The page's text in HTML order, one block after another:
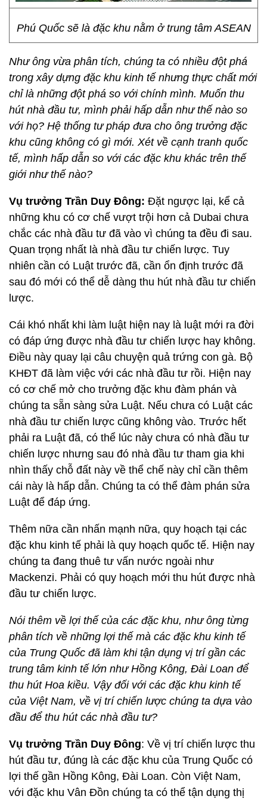
Phú Quốc sẽ là đặc khu nằm ở trung tâm ASEAN
Như ông vừa phân tích, chúng ta có nhiều đột phá
trong xây dựng đặc khu kinh tế nhưng thực chất mới
chỉ là những đột phá so với chính mình. Muốn thu
hút nhà đầu tư, mình phải hấp dẫn như thế nào so
với họ? Hệ thống tư pháp đưa cho ông trưởng đặc
khu cũng không có gì mới. Xét về cạnh tranh quốc
tế, mình hấp dẫn so với các đặc khu khác trên thế
giới như thế nào?
Vụ trưởng Trần Duy Đông: Đặt ngược lại, kể cả
những khu có cơ chế vượt trội hơn cả Dubai chưa
chắc các nhà đầu tư đã vào vì chúng ta đều đi sau.
Quan trọng nhất là nhà đầu tư chiến lược. Tuy
nhiên cần có Luật trước đã, cần ổn định trước đã
sau đó mới có thể dễ dàng thu hút nhà đầu tư chiến
lược.
Cái khó nhất khi làm luật hiện nay là luật mới ra đời
có đáp ứng được nhà đầu tư chiến lược hay không.
Điều này quay lại câu chuyện quả trứng con gà. Bộ
KHĐT đã làm việc với các nhà đầu tư rồi. Hiện nay
có cơ chế mở cho trưởng đặc khu đàm phán và
chúng ta sẵn sàng sửa Luật. Nếu chưa có Luật các
nhà đầu tư chiến lược cũng không vào. Trước hết
phải ra Luật đã, có thể lúc này chưa có nhà đầu tư
chiến lược nhưng sau đó nhà đầu tư tham gia khi
nhìn thấy chỗ đất này về thể chế này chỉ cần thêm
cái này là hấp dẫn. Chúng ta có thể đàm phán sửa
Luật để đáp ứng.
Thêm nữa cần nhấn mạnh nữa, quy hoạch tại các
đặc khu kinh tế phải là quy hoạch quốc tế. Hiện nay
chúng ta đang thuê tư vấn nước ngoài như
Mackenzi. Phải có quy hoạch mới thu hút được nhà
đầu tư chiến lược.
Nói thêm về lợi thế của các đặc khu, như ông từng
phân tích về những lợi thế mà các đặc khu kinh tế
của Trung Quốc đã làm khi tận dụng vị trí gần các
trung tâm kinh tế lớn như Hồng Kông, Đài Loan để
thu hút Hoa kiều. Vậy đối với các đặc khu kinh tế
của Việt Nam, về vị trí chiến lược chúng ta dựa vào
đầu để thu hút các nhà đầu tư?
Vụ trưởng Trần Duy Đông: Về vị trí chiến lược thu
hút đầu tư, đúng là các đặc khu của Trung Quốc có
lợi thế gần Hồng Kông, Đài Loan. Còn Việt Nam,
với đặc khu Vân Đồn chúng ta có thể tận dụng thị